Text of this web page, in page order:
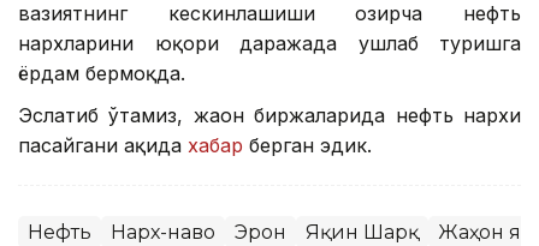
вазиятнинг кескинлашиши ҳозирча нефть
нархларини юқори даражада ушлаб туришга
ёрдам бермоқда.
Эслатиб ўтамиз, жаҳон биржаларида нефть нархи
пасайгани ҳақида хабар берган эдик.
Нефть Нарх-наво Эрон Яқин Шарқ Жаҳон